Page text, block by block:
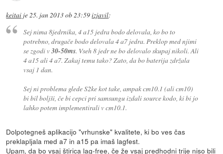
keitai je25. jan 2013 ob 23:59izjavil:
Sej nima 8jedrnika, 4 a15 jedra bodo delovala, ko bo to
potrebno, drugače bodo delovala 4 a7 jedra. Preklop med njimi
se zgodi v30-50ms. Vseh 8 jedr ne bo delovalo skupaj nikoli. Ali
4 a15 ali 4 a7. Zakaj temu tako? Zato, da bo baterija zdržala
vsaj 1 dan.
Sej ni problema glede S2ke kot take, ampak cm10.1 (ali cm10)
bi bil boljši, če bi cepci pri samsungu izdali source kodo, ki bi jo
lahko potem implementirali v cm10.1.
Dolpotegneš aplikacijo "vrhunske" kvalitete, ki bo ves čas
preklapljala med a7 in a15 pa imaš lagfest.
Upam, da bo vsaj štirica lag-free, če že vsaj predhodni trije niso bili